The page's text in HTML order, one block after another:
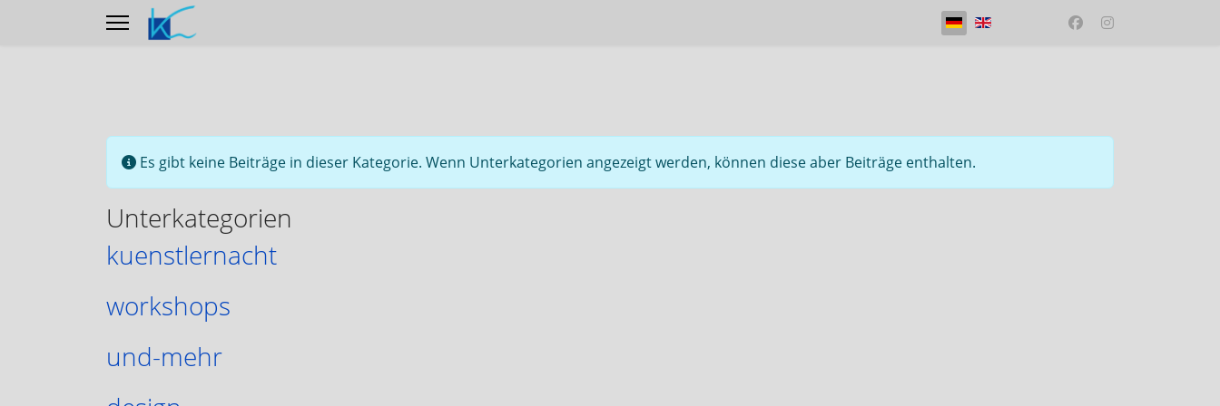
Sprache auswählen
Information
Es gibt keine Beiträge in dieser Kategorie. Wenn Unterkategorien angezeigt werden, können diese aber Beiträge enthalten.
Unterkategorien
kuenstlernacht
workshops
und-mehr